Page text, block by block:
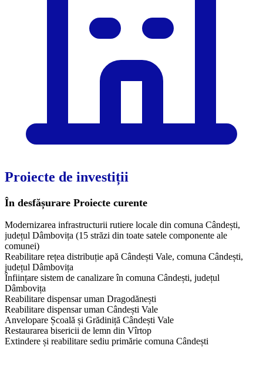
Proiecte de investiții
În desfășurare Proiecte curente
Modernizarea infrastructurii rutiere locale din comuna Cândești,
județul Dâmbovița (15 străzi din toate satele componente ale
comunei)
Reabilitare rețea distribuție apă Cândești Vale, comuna Cândești,
județul Dâmbovița
Înființare sistem de canalizare în comuna Cândești, județul
Dâmbovița
Reabilitare dispensar uman Dragodănești
Reabilitare dispensar uman Cândești Vale
Anvelopare Școală și Grădiniță Cândești Vale
Restaurarea bisericii de lemn din Vîrtop
Extindere și reabilitare sediu primărie comuna Cândești